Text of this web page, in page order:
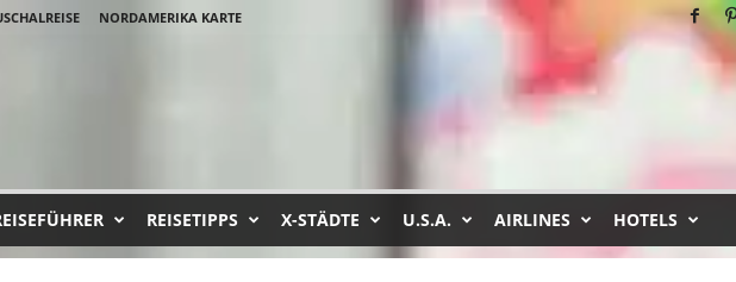
NORDAMERIKA KARTE
REISETIPPS X-STÄDTE U.S.A. AIRLINES HOTELS